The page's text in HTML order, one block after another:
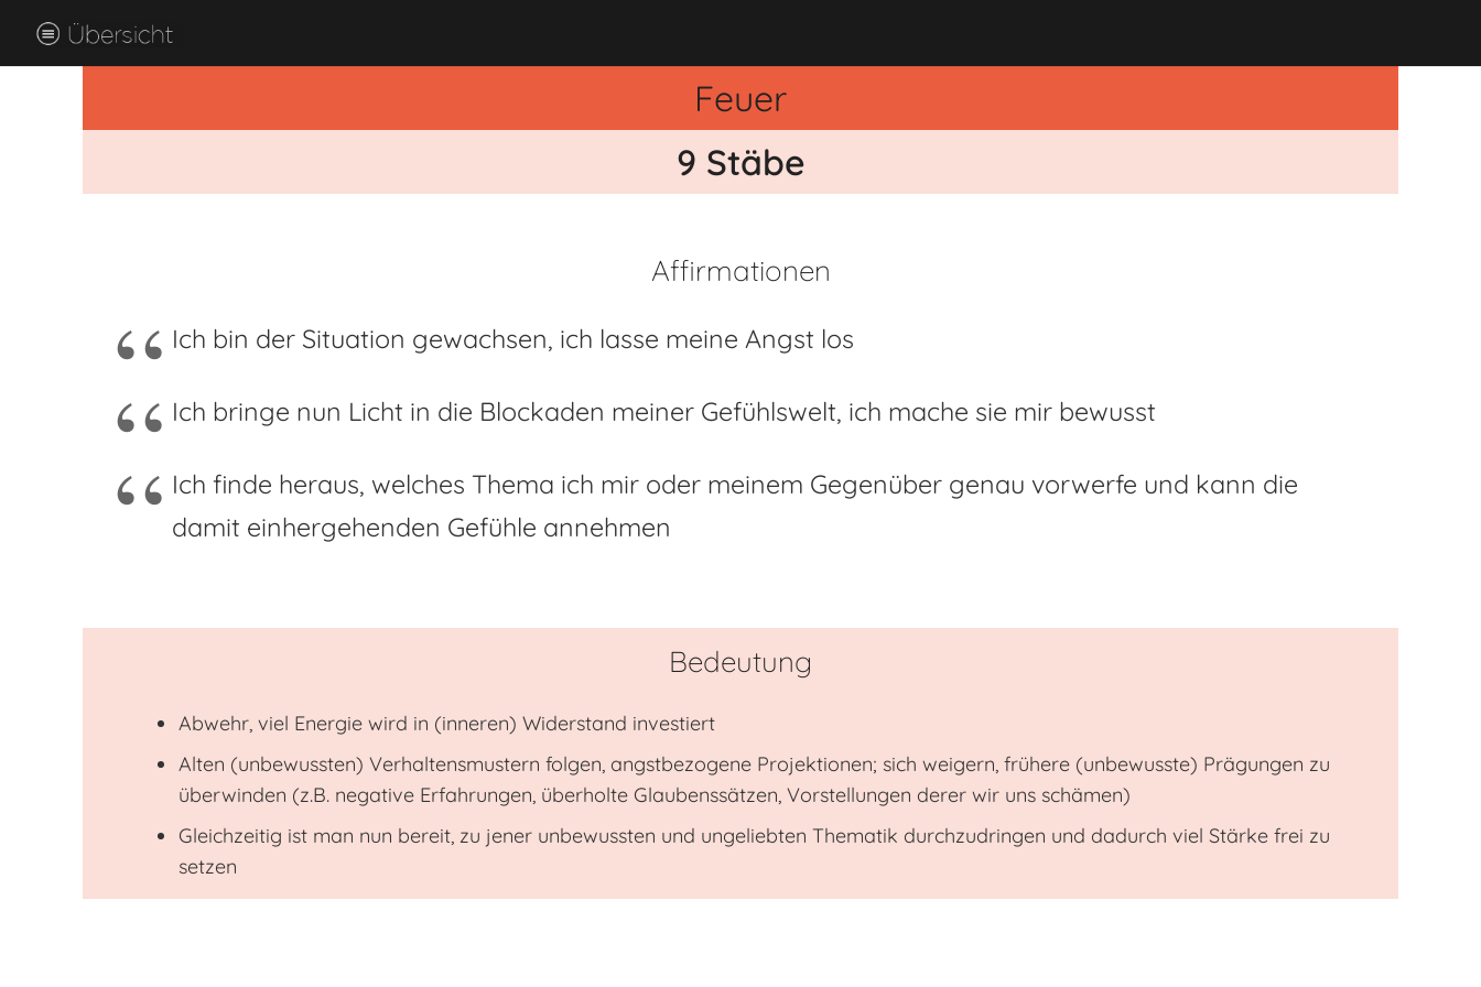
Feuer
9 Stäbe
Affirmationen
Ich bin der Situation gewachsen, ich lasse meine Angst los
Ich bringe nun Licht in die Blockaden meiner Gefühlswelt, ich mache sie mir bewusst
Ich finde heraus, welches Thema ich mir oder meinem Gegenüber genau vorwerfe und kann die
damit einhergehenden Gefühle annehmen
Bedeutung
Abwehr, viel Energie wird in (inneren) Widerstand investiert
Alten (unbewussten) Verhaltensmustern folgen, angstbezogene Projektionen; sich weigern, frühere (unbewusste) Prägungen zu
überwinden (z.B. negative Erfahrungen, überholte Glaubenssätzen, Vorstellungen derer wir uns schämen)
Gleichzeitig ist man nun bereit, zu jener unbewussten und ungeliebten Thematik durchzudringen und dadurch viel Stärke frei zu
setzen